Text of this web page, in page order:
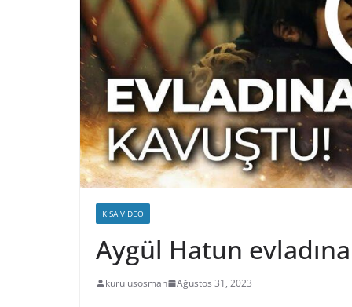
KISA VIDEO
Aygül Hatun
kurulusosman Ağustos 31, 2023